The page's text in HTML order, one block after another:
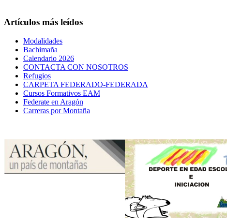
Artículos más leídos
Modalidades
Bachimaña
Calendario 2026
CONTACTA CON NOSOTROS
Refugios
CARPETA FEDERADO-FEDERADA
Cursos Formativos EAM
Federate en Aragón
Carreras por Montaña